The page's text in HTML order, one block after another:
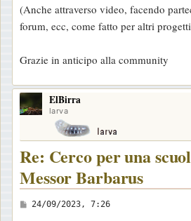
(Anche attraverso video, facendo
forum, ecc, come fatto per altri
Grazie in anticipo alla community
ElBirra
larva
Re: Cerco per una
Messor Barbarus
M
24/09/2023, 7:26